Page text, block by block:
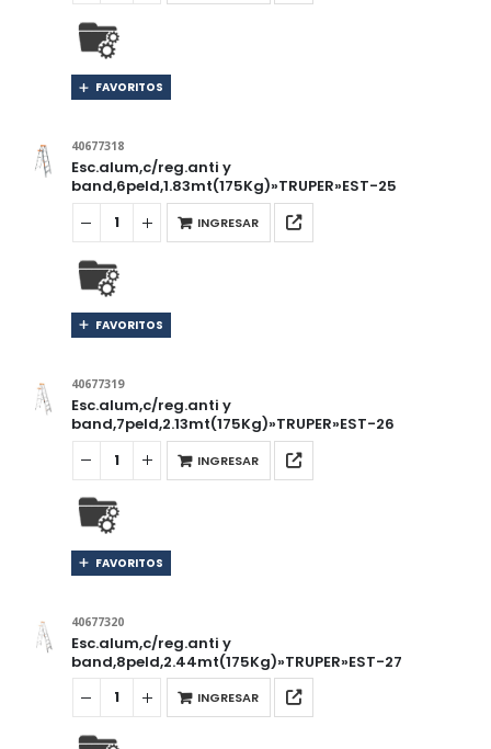
FAVORITOS
40677318
Esc.alum,c/reg.anti y
band,6peld,1.83mt(175Kg)»TRUPER»EST-25
INGRESAR
FAVORITOS
40677319
Esc.alum,c/reg.anti y
band,7peld,2.13mt(175Kg)»TRUPER»EST-26
INGRESAR
FAVORITOS
40677320
Esc.alum,c/reg.anti y
band,8peld,2.44mt(175Kg)»TRUPER»EST-27
INGRESAR